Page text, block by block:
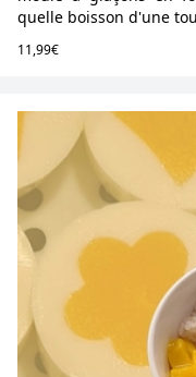
quelle boisson d'une
11,99€